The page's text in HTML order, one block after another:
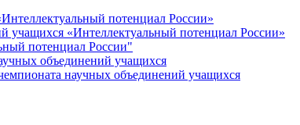
потенциал России»
учащихся «Интеллектуальный потенциал России»
потенциал России"
объединений учащихся
научных объединений учащихся